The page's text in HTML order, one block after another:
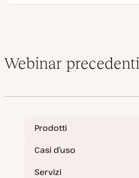
Webinar precedenti
Prodotti
Casi d’uso
Servizi